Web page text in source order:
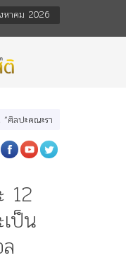
หาคม 2026
ราษฎร”
12
ป็น